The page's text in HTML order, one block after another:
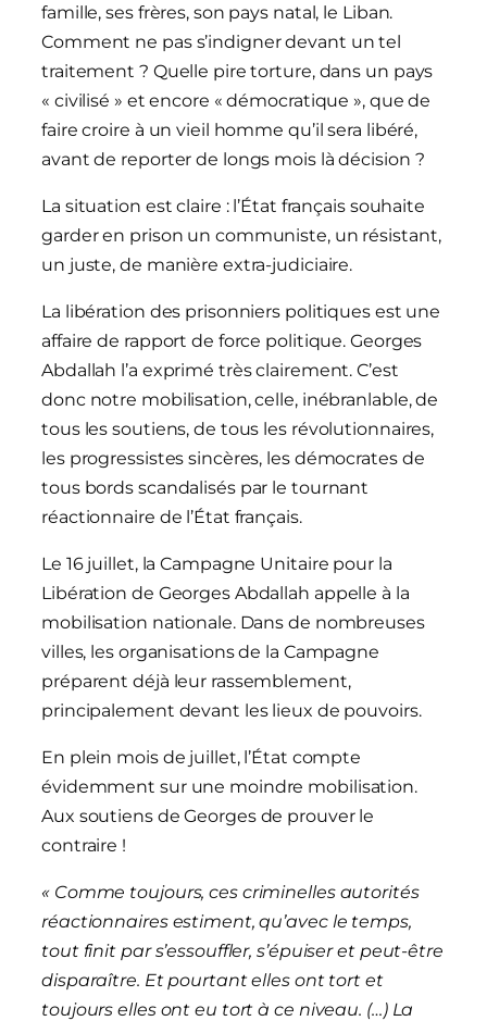
famille, ses frères, son pays natal, le Liban.
Comment ne pas s’indigner devant un tel
traitement ? Quelle pire torture, dans un pays
« civilisé » et encore « démocratique », que de
faire croire à un vieil homme qu’il sera libéré,
avant de reporter de longs mois là décision ?
La situation est claire : l’État français souhaite
garder en prison un communiste, un résistant,
un juste, de manière extra-judiciaire.
La libération des prisonniers politiques est une
affaire de rapport de force politique. Georges
Abdallah l’a exprimé très clairement. C’est
donc notre mobilisation, celle, inébranlable, de
tous les soutiens, de tous les révolutionnaires,
les progressistes sincères, les démocrates de
tous bords scandalisés par le tournant
réactionnaire de l’État français.
Le 16 juillet, la Campagne Unitaire pour la
Libération de Georges Abdallah appelle à la
mobilisation nationale. Dans de nombreuses
villes, les organisations de la Campagne
préparent déjà leur rassemblement,
principalement devant les lieux de pouvoirs.
En plein mois de juillet, l’État compte
évidemment sur une moindre mobilisation.
Aux soutiens de Georges de prouver le
contraire !
« Comme toujours, ces criminelles autorités
réactionnaires estiment, qu’avec le temps,
tout finit par s’essouffler, s’épuiser et peut-être
disparaître. Et pourtant elles ont tort et
toujours elles ont eu tort à ce niveau. (…) La